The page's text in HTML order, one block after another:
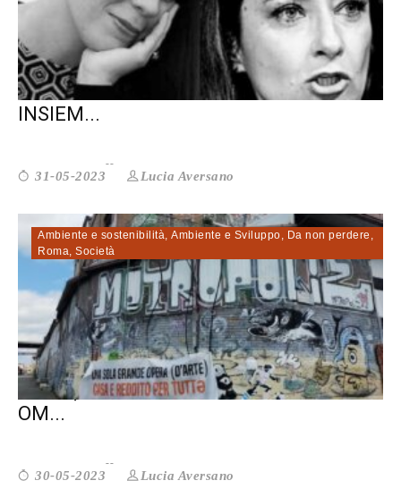
PROFIT E NON PROFIT: COSTRUIRE
INSIEM...
31-05-2023 Lucia Aversano
Ambiente e sostenibilità, Ambiente e Sviluppo, Da non perdere ,
Roma, Società
ROMA, DIRITTO ALL’ABITARE: LUCI ED
OM...
30-05-2023 Lucia Aversano